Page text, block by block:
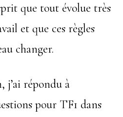
que tout évolue très
et que ces règles
changer.
j’ai répondu à
pour TF1 dans